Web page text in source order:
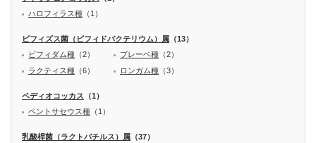
ハロフィラス種 （1）
ビフィズス菌（ビフィドバクテリウム）属 （13）
ビフィダム種 （2） ブレーベ種 （2）
ラクティス種 （6） ロンガム種 （3）
ペディオコッカス （1）
ペントサセウス種 （1）
乳酸桿菌（ラクトバチルス）属 （37）